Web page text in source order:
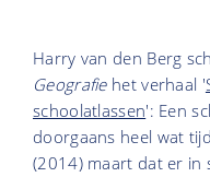
Harry van den Berg
Geografie het verhaal '
schoolatlassen': Een
doorgaans heel wat
(2014) maart dat er in